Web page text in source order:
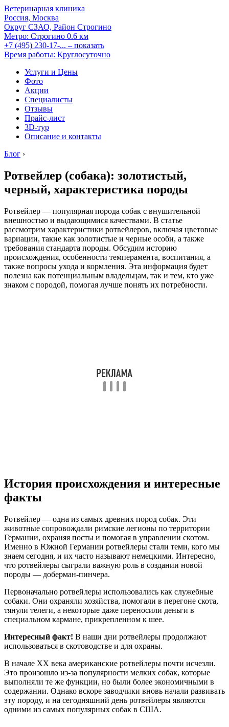
Ветеринарная клиника
Россия, Москва
Округ СЗАО, Район Строгино
Метро: Строгино 0.6 км
+7 (495) 230-17-... – показать
Время работы: Круглосуточно
Услуги и Цены
Фото
Акции
Специалисты
Отзывы
Прайс-лист
3D-тур
Описание и контакты
Блог ›
Ротвейлер (собака): золотистый,
черный, характеристика породы
Ротвейлер — популярная порода собак с внушительной
внешностью и выдающимися качествами. В статье
рассмотрим характеристики ротвейлеров, включая цветовые
вариации, такие как золотистые и черные особи, а также
требования стандарта породы. Обсудим историю
происхождения, особенности темперамента, воспитания, а
также вопросы ухода и кормления. Эта информация будет
полезна как потенциальным владельцам, так и тем, кто уже
знаком с породой, помогая лучше понять их потребности.
История происхождения и интересные
факты
Ротвейлер — одна из самых древних пород собак. Эти
животные сопровождали римские легионы по территории
Германии, охраняя посты и помогая в управлении скотом.
Именно в Южной Германии ротвейлеры стали теми, кого мы
знаем сегодня, и их часто называют немецкими. Интересно,
что ротвейлеры сыграли важную роль в создании новой
породы — доберман-пинчера.
Первоначально ротвейлеры использовались как служебные
собаки. Они охраняли хозяйства, помогали в перегоне скота,
тянули телеги, а некоторые даже переносили деньги в
специальном кармане, прикрепленном к шее.
Интересный факт! В наши дни ротвейлеры продолжают
использоваться в скотоводстве и для охраны.
В начале XX века американские ротвейлеры почти исчезли.
Это произошло из-за популярности мелких собак, которые
выполняли те же функции, но были более экономичными в
содержании. Однако вскоре заводчики вновь начали развивать
эту породу, и на сегодняшний день ротвейлеры являются
одними из самых популярных собак в США.